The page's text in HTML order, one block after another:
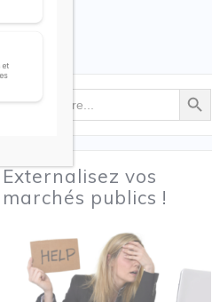
for:
Search Button
Externalisez vos
marchés publics !